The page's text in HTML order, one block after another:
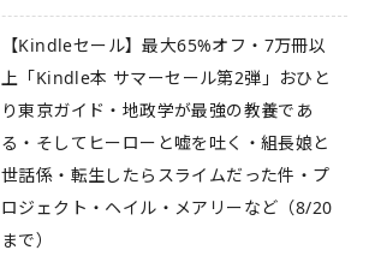
【Kindleセール】最大65%オフ・7万冊以
上「Kindle本 サマーセール第2弾」おひと
り東京ガイド・地政学が最強の教養であ
る・そしてヒーローと嘘を吐く・組長娘と
世話係・転生したらスライムだった件・プ
ロジェクト・ヘイル・メアリーなど（8/20
まで）